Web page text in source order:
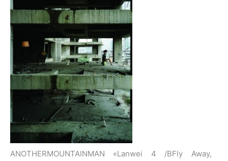
ANOTHERMOUNTAINMAN «Lanwei 4 /BFly Away,